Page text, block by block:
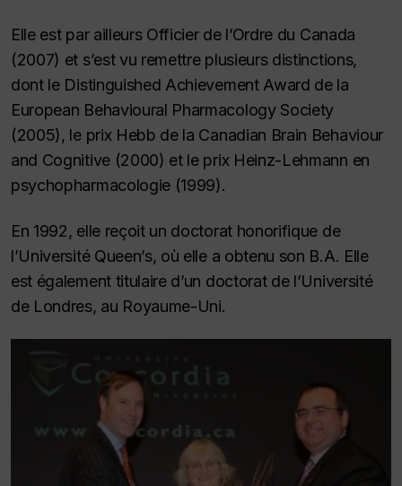
Elle est par ailleurs Officier de l’Ordre du Canada
(2007) et s’est vu remettre plusieurs distinctions,
dont le Distinguished Achievement Award de la
European Behavioural Pharmacology Society
(2005), le prix Hebb de la Canadian Brain Behaviour
and Cognitive (2000) et le prix Heinz-Lehmann en
psychopharmacologie (1999).
En 1992, elle reçoit un doctorat honorifique de
l’Université Queen’s, où elle a obtenu son B.A. Elle
est également titulaire d’un doctorat de l’Université
de Londres, au Royaume-Uni.